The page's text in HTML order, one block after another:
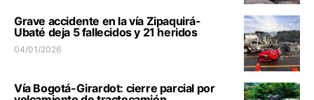
Grave accidente en la vía Zipaquirá-
Ubaté deja 5 fallecidos y 21 heridos
04/01/2026
Vía Bogotá-Girardot: cierre parcial por